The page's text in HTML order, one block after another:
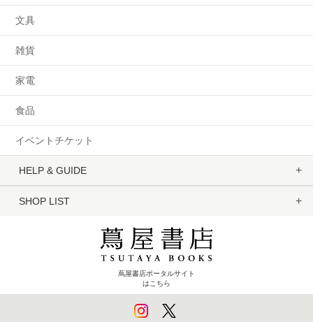
文具
雑貨
家電
食品
イベントチケット
HELP & GUIDE
SHOP LIST
蔦屋書店ポータルサイト
はこちら